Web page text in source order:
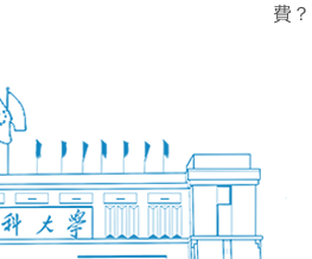
費？